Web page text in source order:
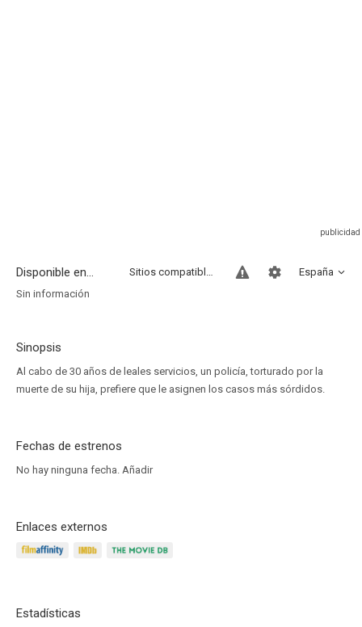
Disponible en... España
Sitios compatibles
Sin información
Sinopsis
Al cabo de 30 años de leales servicios, un policía, torturado por la
muerte de su hija, prefiere que le asignen los casos más sórdidos.
Fechas de estrenos
No hay ninguna fecha. Añadir
Enlaces externos
Estadísticas